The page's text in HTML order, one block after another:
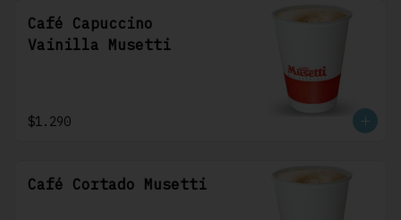
Café Capuccino
Vainilla Musetti
$1.290
Café Cortado Musetti